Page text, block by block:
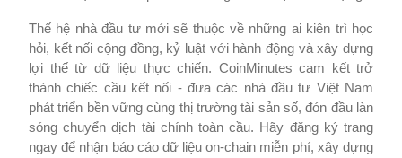
Thế hệ nhà đầu tư mới sẽ thuộc về những ai kiên trì học
hỏi, kết nối cộng đồng, kỷ luật với hành động và xây dựng
lợi thế từ dữ liệu thực chiến. CoinMinutes cam kết trở
thành chiếc cầu kết nối - đưa các nhà đầu tư Việt Nam
phát triển bền vững cùng thị trường tài sản số, đón đầu làn
sóng chuyển dịch tài chính toàn cầu. Hãy đăng ký trang
ngay để nhận báo cáo dữ liệu on-chain miễn phí, xây dựng